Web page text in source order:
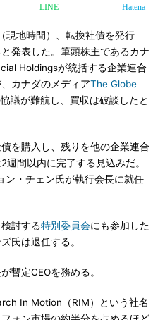
LINE Hatena
地時間）、転換社債を発行
発表した。筆頭株主であるカナ
Holdingsが統括する企業連合
カナダのメディアThe Globe
議が難航し、買収は破談したと
を購入し、残りを他の企業連合
間以内に完了する見込みだ。
ン・チェン氏が執行会長に就任
討する特別委員会にも参加した
氏は退任する。
暫定CEOを務める。
In Motion（RIM）という社名